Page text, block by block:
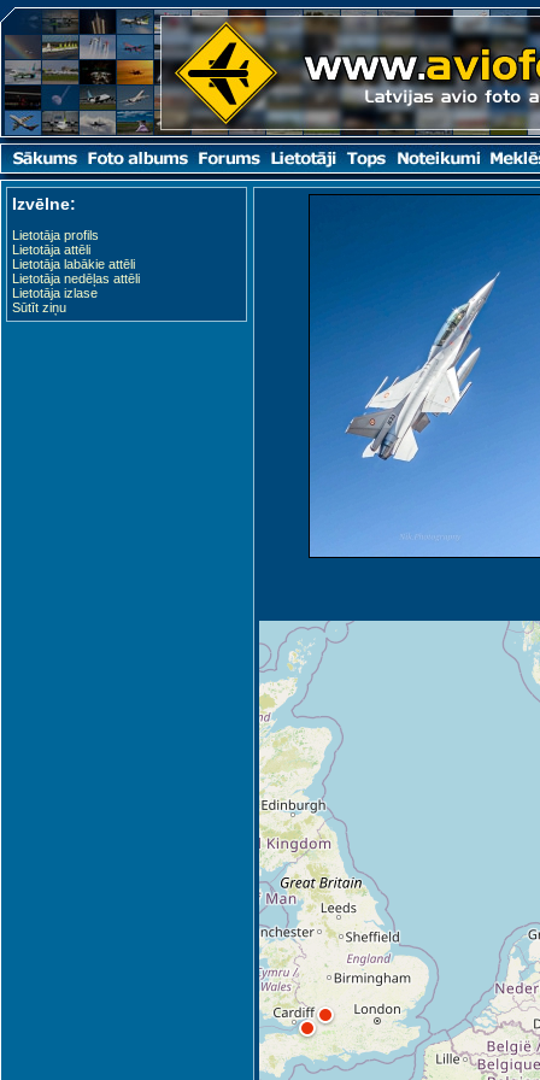
Izvēlne:
Lietotāja profils
Lietotāja attēli
Lietotāja labākie attēli
Lietotāja nedēļas attēli
Lietotāja izlase
Sūtīt ziņu